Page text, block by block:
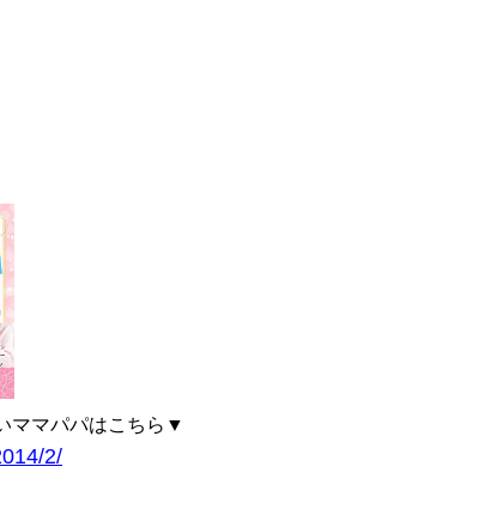
ママパパはこちら▼
2/